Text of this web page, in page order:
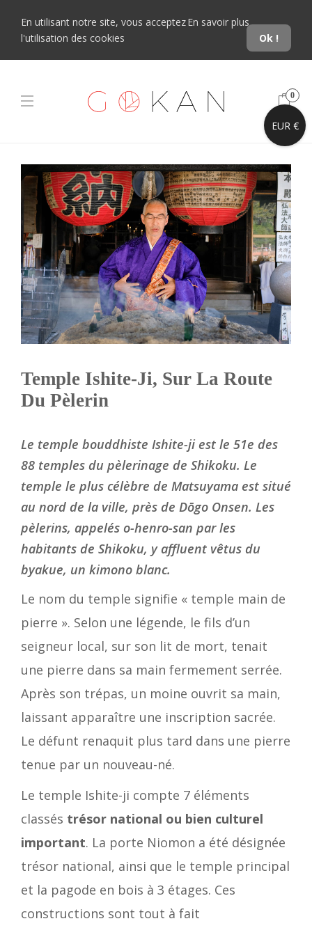
En utilisant notre site, vous acceptez
l'utilisation des cookies
En savoir plus
Ok !
0
Temple Ishite-Ji, Sur La Route
Du Pèlerin
Le temple bouddhiste Ishite-ji est le 51e des
88 temples du pèlerinage de Shikoku. Le
temple le plus célèbre de Matsuyama est situé
au nord de la ville, près de Dōgo Onsen. Les
pèlerins, appelés o-henro-san par les
habitants de Shikoku, y affluent vêtus du
byakue, un kimono blanc.
Le nom du temple signifie « temple main de
pierre ». Selon une légende, le fils d’un
seigneur local, sur son lit de mort, tenait
une pierre dans sa main fermement serrée.
Après son trépas, un moine ouvrit sa main,
laissant apparaître une inscription sacrée.
Le défunt renaquit plus tard dans une pierre
tenue par un nouveau-né.
Le temple Ishite-ji compte 7 éléments
classés trésor national ou bien culturel
important. La porte Niomon a été désignée
trésor national, ainsi que le temple principal
et la pagode en bois à 3 étages. Ces
constructions sont tout à fait
EUR €